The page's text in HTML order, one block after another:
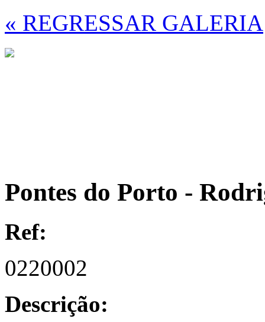
« REGRESSAR GALERIA
Pontes do Porto -
Ref:
0220002
Descrição: